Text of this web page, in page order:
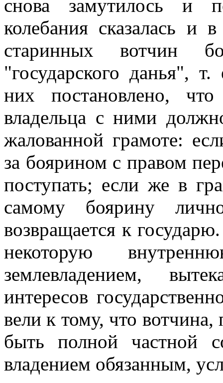
снова замутилось и
колебания сказалась и
старинных вотчин
"государского данья",
них постановлено,
владельца с ними
жалованной грамоте:
за боярином с правом
поступать; если же в
самому боярину
возвращается к
некоторую
землевладением,
интересов
вели к тому, что
быть полной частной
владением обязанным,